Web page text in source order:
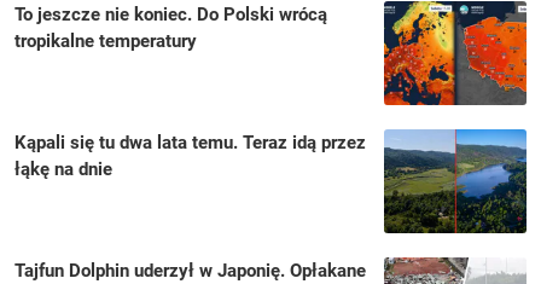
To jeszcze nie koniec. Do Polski wrócą
tropikalne temperatury
Kąpali się tu dwa lata temu. Teraz idą przez
łąkę na dnie
Tajfun Dolphin uderzył w Japonię. Opłakane